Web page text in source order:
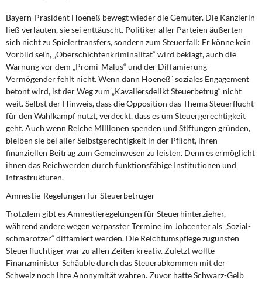
Steuer- und Finanzpolitik
Öffentliche Infrastruktur und Daseinsvorsorge
Eurokrise und Griechenland
DIE LINKE
Weitere Themen
Memo-Gruppe
Institut Solidarische Moderne
Rosa-Luxemburg-Stiftung
Über mich
Bayern-Präsident Hoeneß bewegt wieder die Gemüter. Die Kanzlerin
ließ verlauten, sie sei enttäuscht. Politiker aller Parteien äußerten
sich nicht zu Spielertransfers, sondern zum Steuerfall: Er könne kein
Vorbild sein, „Oberschichtenkriminalität“ wird beklagt, auch die
Warnung vor dem „Promi-Malus“ und der Diffamierung
Vermögender fehlt nicht. Wenn dann Hoeneß´ soziales Engagement
betont wird, ist der Weg zum „Kavaliersdelikt Steuerbetrug“ nicht
weit. Selbst der Hinweis, dass die Opposition das Thema Steuerflucht
für den Wahlkampf nutzt, verdeckt, dass es um Steuergerechtigkeit
geht. Auch wenn Reiche Millionen spenden und Stiftungen gründen,
bleiben sie bei aller Selbstgerechtigkeit in der Pflicht, ihren
finanziellen Beitrag zum Gemeinwesen zu leisten. Denn es ermöglicht
ihnen das Reichwerden durch funktionsfähige Institutionen und
Infrastrukturen.
Amnestie-Regelungen für Steuerbetrüger
Trotzdem gibt es Amnestieregelungen für Steuerhinterzieher,
während andere wegen verpasster Termine im Jobcenter als „Sozial-
schmarotzer“ diffamiert werden. Die Reichtumspflege zugunsten
Steuerflüchtiger war zu allen Zeiten kreativ. Zuletzt wollte
Finanzminister Schäuble durch das Steuerabkommen mit der
Schweiz noch ihre Anonymität wahren. Zuvor hatte Schwarz-Gelb